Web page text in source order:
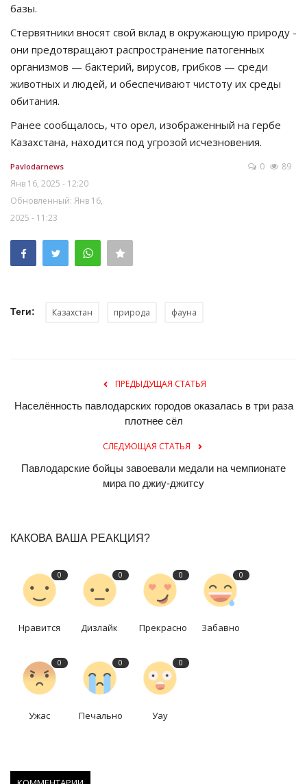
базы.
Стервятники вносят свой вклад в окружающую природу -
они предотвращают распространение патогенных
организмов — бактерий, вирусов, грибков — среди
животных и людей, и обеспечивают чистоту их среды
обитания.
Ранее сообщалось, что орел, изображенный на гербе
Казахстана, находится под угрозой исчезновения.
Pavlodarnews
Янв 16, 2025 - 12:20
Обновленный: Янв 16,
2025 - 11:23
0 89
Теги: Казахстан природа фауна
ПРЕДЫДУЩАЯ СТАТЬЯ
Населённость павлодарских городов оказалась в три раза
плотнее сёл
СЛЕДУЮЩАЯ СТАТЬЯ
Павлодарские бойцы завоевали медали на чемпионате
мира по джиу-джитсу
КАКОВА ВАША РЕАКЦИЯ?
0
Нравится
0
Дизлайк
0
Прекрасно
0
Забавно
0
Ужас
0
Печально
0
Уау